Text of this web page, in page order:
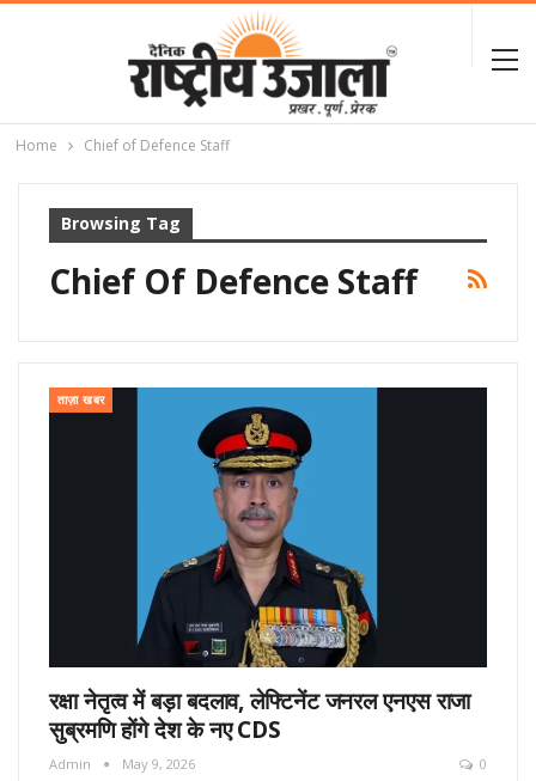
Home Chief of Defence Staff
Browsing Tag
Chief Of Defence Staff
ताज़ा खबर
रक्षा नेतृत्व में बड़ा बदलाव, लेफ्टिनेंट जनरल एनएस राजा
सुब्रमणि होंगे देश के नए CDS
Admin May 9, 2026 0